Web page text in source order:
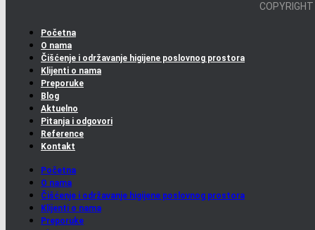
Početna
O nama
Čišćenje i održavanje higijene poslovnog prostora
Klijenti o nama
Preporuke
Blog
Aktuelno
Pitanja i odgovori
Reference
Kontakt
Početna
O nama
Čišćenje i održavanje higijene poslovnog prostora
Klijenti o nama
Preporuke